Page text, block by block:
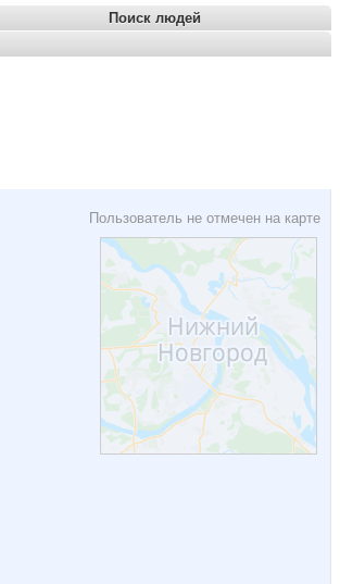
Поиск людей
Пользователь не отмечен на карте